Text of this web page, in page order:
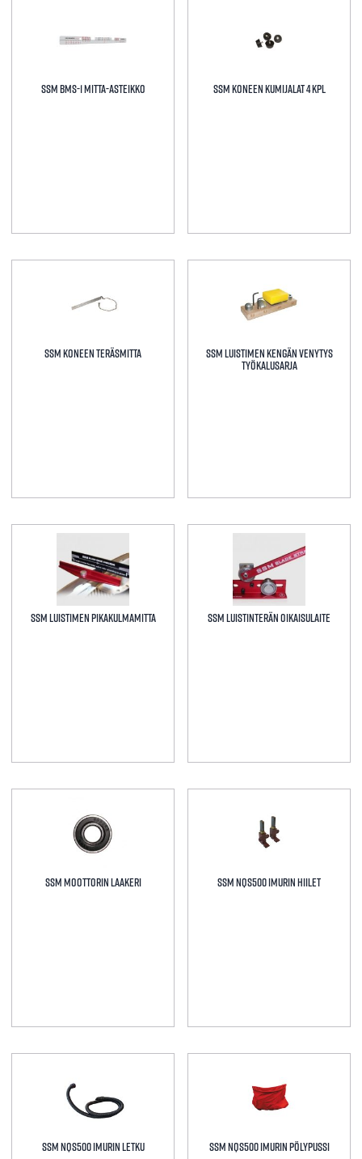
SSM BMS-1 MITTA-ASTEIKKO SSM KONEEN KUMIJALAT 4 KPL
SSM koneen teräsmitta SSM Luistimen kengän venytys
työkalusarja
SSM Luistimen pikakulmamitta SSM Luistinterän oikaisulaite
SSM MOOTTORIN LAAKERI SSM NQS500 IMURIN HIILET
SSM NQS500 IMURIN LETKU SSM NQS500 IMURIN PÖLYPUSSI